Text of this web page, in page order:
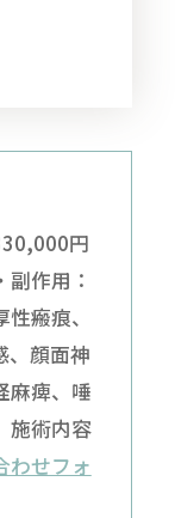
円
作用：
瘢痕、
、顔面神
麻痺、唾
施術内容
わせフォ